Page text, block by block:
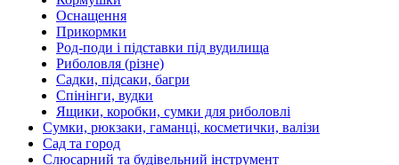
Оснащення
Прикормки
Род-поди і підставки під вудилища
Риболовля (різне)
Садки, підсаки, багри
Спінінги, вудки
Ящики, коробки, сумки для риболовлі
Сумки, рюкзаки, гаманці, косметички, валізи
Сад та город
Слюсарний та будівельний інструмент